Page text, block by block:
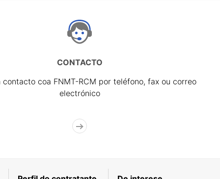
CONTACTO
contacto coa FNMT-RCM por teléfono, fax ou correo
electrónico